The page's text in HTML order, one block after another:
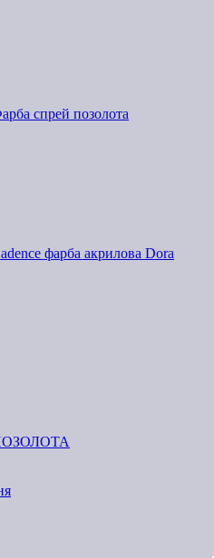
спрей позолота
фарба акрилова Dora